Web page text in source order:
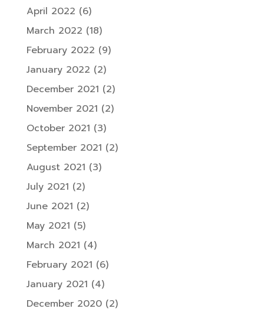
April 2022 (6)
March 2022 (18)
February 2022 (9)
January 2022 (2)
December 2021 (2)
November 2021 (2)
October 2021 (3)
September 2021 (2)
August 2021 (3)
July 2021 (2)
June 2021 (2)
May 2021 (5)
March 2021 (4)
February 2021 (6)
January 2021 (4)
December 2020(2)